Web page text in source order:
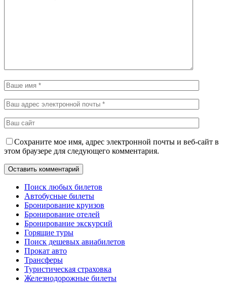
Сохраните мое имя, адрес электронной почты и веб-сайт в
этом браузере для следующего комментария.
Поиск любых билетов
Автобусные билеты
Бронирование круизов
Бронирование отелей
Бронирование экскурсий
Горящие туры
Поиск дешевых авиабилетов
Прокат авто
Трансферы
Туристическая страховка
Железнодорожные билеты